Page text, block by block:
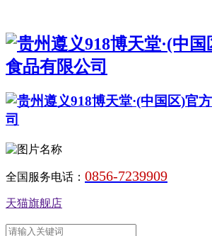
全国服务电话： 0856-7239909
天猫旗舰店